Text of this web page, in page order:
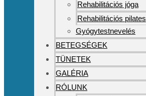
Rehabilitációs jóga
Rehabilitációs pilates
Gyógytestnevelés
BETEGSÉGEK
TÜNETEK
GALÉRIA
RÓLUNK